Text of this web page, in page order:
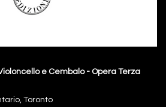
e Cembalo - Opera Terza
Toronto